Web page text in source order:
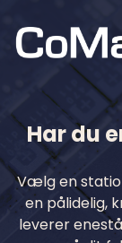
Har du
Vælg en
en pålidelig,
leverer